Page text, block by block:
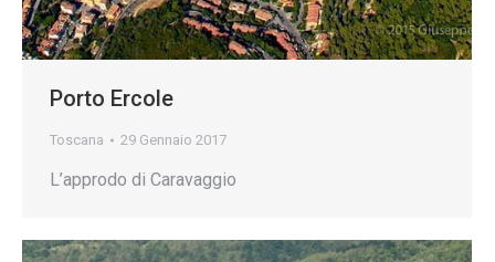
Porto Ercole
Toscana 29 Gennaio 2017
L’approdo di Caravaggio